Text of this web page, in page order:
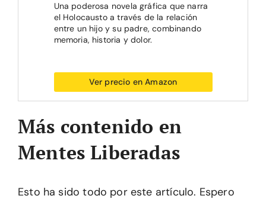
Una poderosa novela gráfica que narra
el Holocausto a través de la relación
entre un hijo y su padre, combinando
memoria, historia y dolor.
Ver precio en Amazon
Más contenido en
Mentes Liberadas
Esto ha sido todo por este artículo. Espero